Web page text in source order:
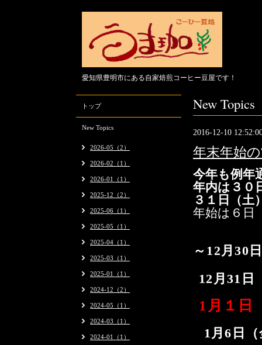
愛知県豊明市にある自家焙煎コーヒー豆屋です！
New Topics
2016-12-10
年末年始
今年も例年
年内は３０
３１日（土
年始は６日
～12月30
12月31日
1 月１日
1月6日
トップ
New Topics
2026-05（2）
2026-02（1）
2026-01（1）
2025-12（2）
2025-06（1）
2025-05（1）
2025-04（1）
2025-03（1）
2025-01（1）
2024-12（2）
2024-05（1）
2024-03（1）
2024-01（1）